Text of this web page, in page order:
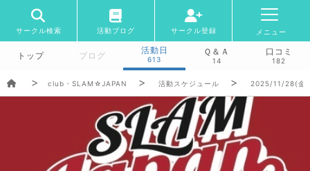
サークル検索 活動ブログ サークル登録 メニュー
トップ ブログ
活動日
613
Ｑ＆Ａ
14
口コミ
182
club・SLAM☆JAPAN 活動スケジュール 2025/11/28(金)